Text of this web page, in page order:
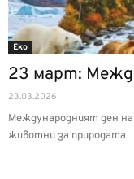
Еко
23 март:
23.03.2026
Международният ден
животни за природата